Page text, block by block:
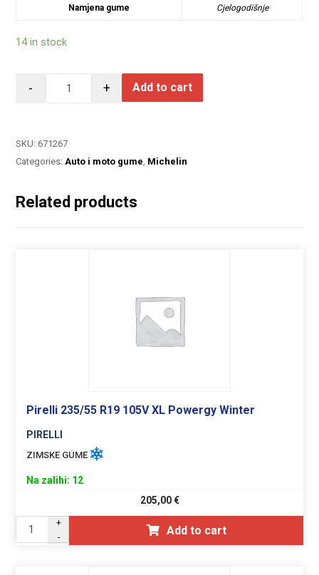
Namjena gume Cjelogodišnje
14 in stock
- + Add to cart
SKU:671267
Categories:Auto i moto gume, Michelin
Related products
Pirelli 235/55 R19 105V XL Powergy Winter
PIRELLI
ZIMSKE GUME
Na zalihi: 12
205,00€
+
-
Add to cart